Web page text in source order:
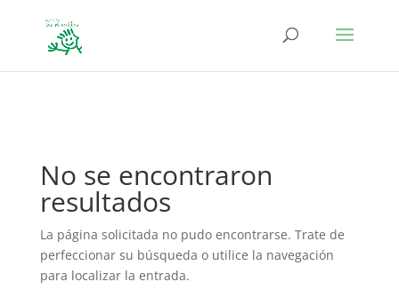
No se encontraron
resultados
La página solicitada no pudo encontrarse. Trate de
perfeccionar su búsqueda o utilice la navegación
para localizar la entrada.